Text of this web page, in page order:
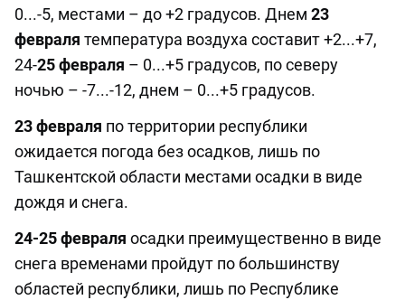
0...-5, местами – до +2 градусов. Днем 23
февраля температура воздуха составит +2...+7,
24-25 февраля – 0...+5 градусов, по северу
ночью – -7...-12, днем – 0...+5 градусов.
23 февраля по территории республики
ожидается погода без осадков, лишь по
Ташкентской области местами осадки в виде
дождя и снега.
24-25 февраля осадки преимущественно в виде
снега временами пройдут по большинству
областей республики, лишь по Республике